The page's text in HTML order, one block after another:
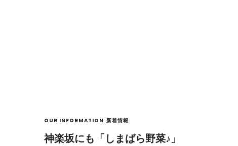
OUR INFORMATION 新着情報
神楽坂にも「しまばら野菜♪」